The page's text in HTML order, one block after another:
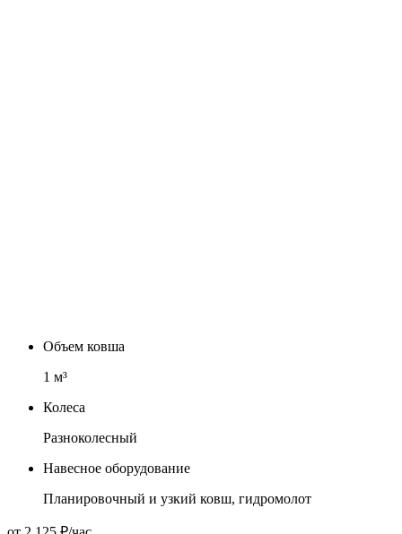
Объем ковша
1 м³
Колеса
Разноколесный
Навесное оборудование
Планировочный и узкий ковш, гидромолот